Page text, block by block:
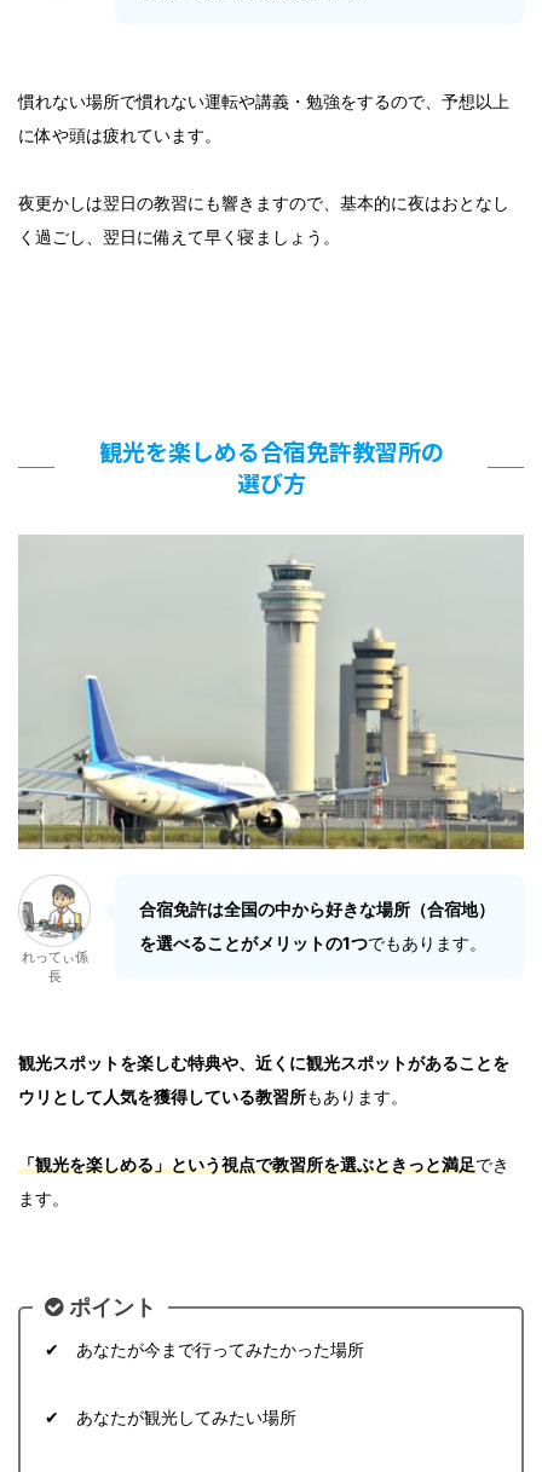
慣れない場所で慣れない運転や講義・勉強をするので、予想以上
に体や頭は疲れています。
夜更かしは翌日の教習にも響きますので、基本的に夜はおとなし
く過ごし、翌日に備えて早く寝ましょう。
観光を楽しめる合宿免許教習所の
選び方
れってぃ係
長
合宿免許は全国の中から好きな場所（合宿地）
を選べることがメリットの1つでもあります。
観光スポットを楽しむ特典や、近くに観光スポットがあることを
ウリとして人気を獲得している教習所もあります。
「観光を楽しめる」という視点で教習所を選ぶときっと満足でき
ます。
ポイント
✔ あなたが今まで行ってみたかった場所
✔ あなたが観光してみたい場所